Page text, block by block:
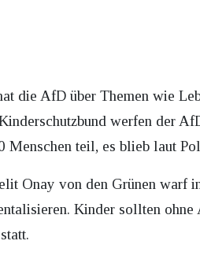
die AfD über Themen wie
werfen der
Menschen teil, es blieb laut
Onay von den Grünen warf
Kinder sollten